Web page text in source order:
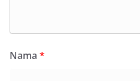
Nama *